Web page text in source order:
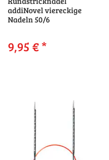
addiNovel viereckige
Nadeln 50/6
9,95 €*